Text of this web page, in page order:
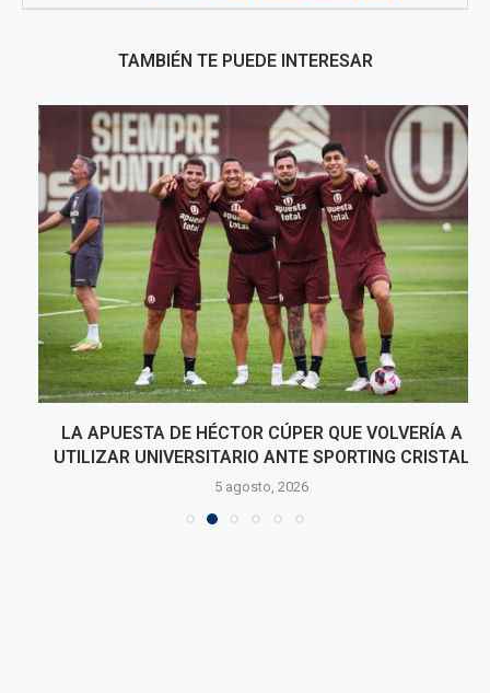
TAMBIÉN TE PUEDE INTERESAR
LA APUESTA DE HÉCTOR CÚPER QUE VOLVERÍA A
UTILIZAR UNIVERSITARIO ANTE SPORTING CRISTAL
5 agosto, 2026